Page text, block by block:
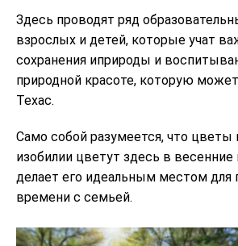
Здесь проводят ряд
взрослых и детей, которые учат
сохранения иприроды и
природной красоте, которую
Техас.
Само собой разумеется, что цветы
изобилии цветут здесь в
делает его идеальным местом для
времени с семьей.